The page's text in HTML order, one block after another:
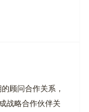
顾问合作关系，
战略合作伙伴关